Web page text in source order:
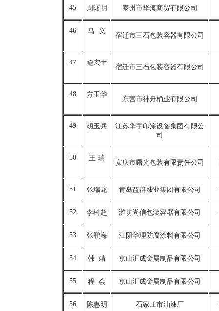
45 周曙明 泰州市华海商贸有限公司
46 马 义
宿迁市三石包装容器有限公司
47 鲍宏生
宿迁市三石包装容器有限公司
48 方玉华
东营市神舟桶业有限公司
49 胡玉兵
江苏华宇印涂设备集团有限公
司
50 王 瑞
安庆市曙光包装有限责任公司
51 张瑞龙 青岛益群漆业集团有限公司
52 李树超 潍坊尚信包装容器有限公司
53 张鹏海 江阴华理防腐涂料有限公司
54 韩 靖 京山汇成金属制品有限公司
55 程 会 京山汇成金属制品有限公司
56 陈惠明 石家庄市油漆厂